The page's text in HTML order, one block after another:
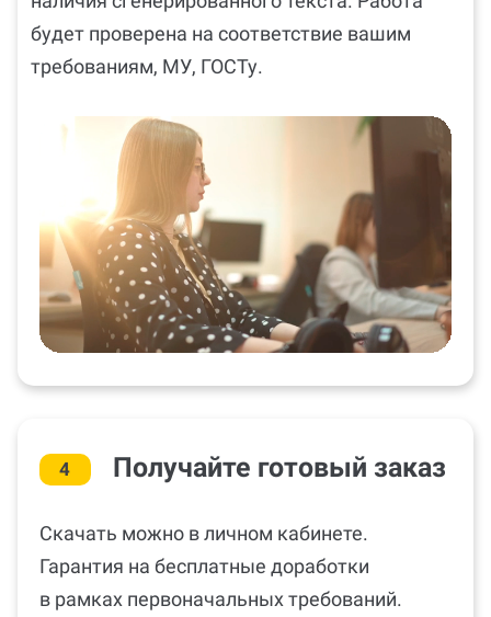
будет проверена на соответствие вашим
требованиям, МУ, ГОСТу.
4 Получайте готовый заказ
Скачать можно в личном кабинете.
Гарантия на бесплатные доработки
в рамках первоначальных требований.